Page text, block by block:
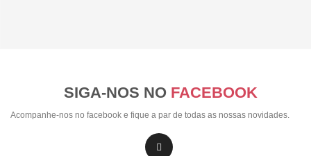
SIGA-NOS NO FACEBOOK
Acompanhe-nos no facebook e fique a par de todas as nossas novidades.